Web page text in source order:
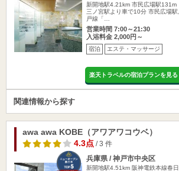
新開地駅4.21km 市民広場駅131m
三ノ宮駅より車で10分 市民広場
戸線「…
営業時間 7:00～21:30
入浴料金 2,000円～
宿泊 エステ・マッサージ
楽天トラベルの宿泊プランを見る
関連情報から探す
awa awa KOBE（アワアワコウベ）
4.3点/ 3 件
兵庫県 / 神戸市中央区
新開地駅4.51km 阪神電鉄本線春